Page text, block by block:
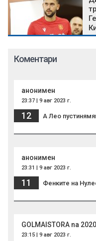
Коментари
анонимен
23:37 | 9 авг 2023 г.
12 А Лео
анонимен
23:31 | 9 авг 2023 г.
11 Фенките на
GOLMAISTORA na
23:15 | 9 авг 2023 г.